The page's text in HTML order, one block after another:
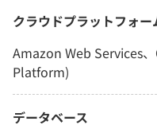
クラウドプラットフォー
Amazon Web Services
Platform)
データベース